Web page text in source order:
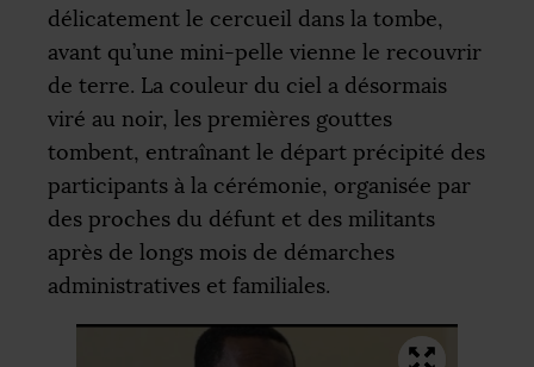
délicatement le cercueil dans la tombe,
avant qu’une mini-pelle vienne le recouvrir
de terre. La couleur du ciel a désormais
viré au noir, les premières gouttes
tombent, entraînant le départ précipité des
participants à la cérémonie, organisée par
des proches du défunt et des militants
après de longs mois de démarches
administratives et familiales.